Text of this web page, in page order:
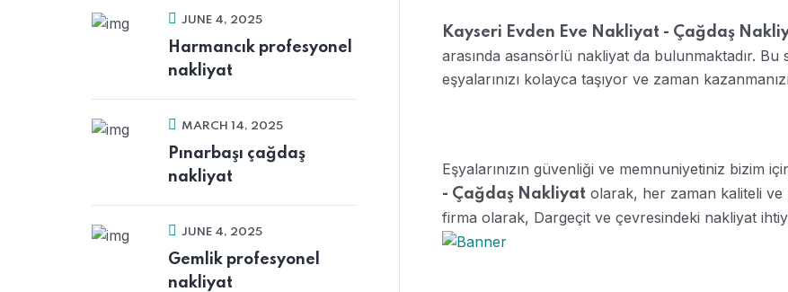
Kayseri Evden Eve Nakliyat - Çağdaş
arasında asansörlü nakliyat da bulunmaktadır.
eşyalarınızı kolayca taşıyor ve zaman
Eşyalarınızın güvenliği ve memnuniyetiniz bizim
- Çağdaş Nakliyat olarak, her zaman kaliteli
firma olarak, Dargeçit ve çevresindeki nakliyat
JUNE 4, 2025
Harmancık profesyonel
nakliyat
MARCH 14, 2025
Pınarbaşı çağdaş
nakliyat
JUNE 4, 2025
Gemlik profesyonel
nakliyat